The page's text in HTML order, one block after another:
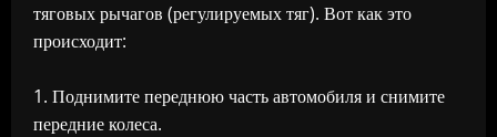
тяговых рычагов (регулируемых тяг). Вот как это
происходит:
Поднимите переднюю часть автомобиля и снимите
передние колеса.